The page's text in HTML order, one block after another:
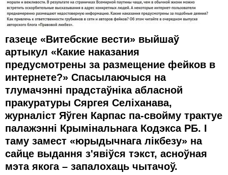
газеце «Витебские вести» выйшаў
артыкул «Какие наказания
предусмотрены за размещение фейков в
интернете?» Спасылаючыся на
тлумачэнні прадстаўніка абласной
пракуратуры Сяргея Селіханава,
журналіст Яўген Карпас па-свойму трактуе
палажэнні Крымінальнага Кодэкса РБ. І
таму замест «юрыдычнага лікбезу» на
сайце выдання з'явіўся тэкст, асноўная
мэта якога – запалохаць чытачоў.